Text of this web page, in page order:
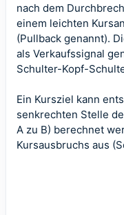
nach dem
einem leichten
(Pullback genannt).
als Verkaufssignal
Schulter-Kopf-
Ein Kursziel kann
senkrechten Stelle
A zu B) berechnet
Kursausbruchs aus